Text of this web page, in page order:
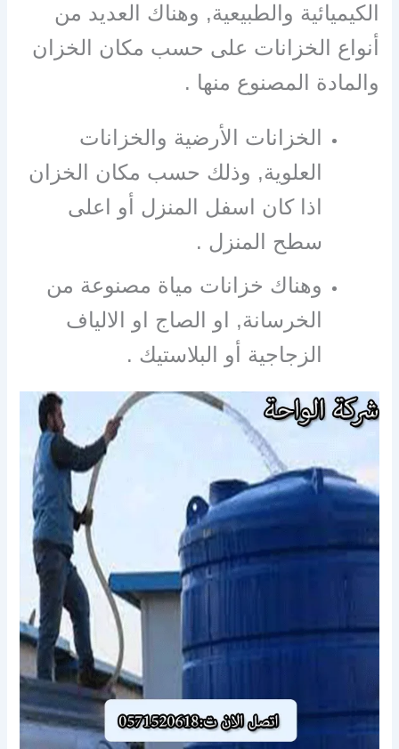
الكيميائية والطبيعية, وهناك العديد من
أنواع الخزانات على حسب مكان الخزان
والمادة المصنوع منها .
الخزانات الأرضية والخزانات
العلوية, وذلك حسب مكان الخزان
اذا كان اسفل المنزل أو اعلى
سطح المنزل .
وهناك خزانات مياة مصنوعة من
الخرسانة, او الصاج او الالياف
الزجاجية أو البلاستيك .